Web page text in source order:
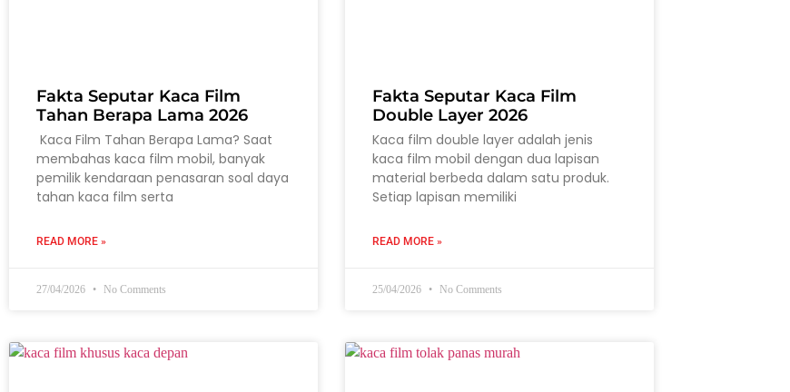
Fakta Seputar Kaca Film
Tahan Berapa Lama 2026
Kaca Film Tahan Berapa Lama? Saat
membahas kaca film mobil, banyak
pemilik kendaraan penasaran soal daya
tahan kaca film serta
READ MORE »
27/04/2026 No Comments
Fakta Seputar Kaca Film
Double Layer 2026
Kaca film double layer adalah jenis
kaca film mobil dengan dua lapisan
material berbeda dalam satu produk.
Setiap lapisan memiliki
READ MORE »
25/04/2026 No Comments